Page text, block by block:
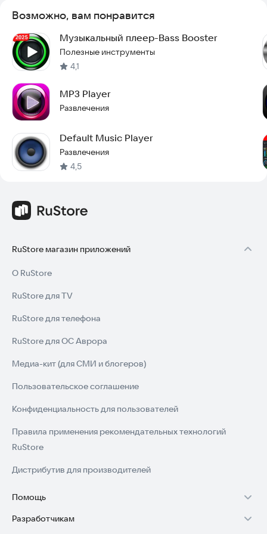
Возможно, вам понравится
Музыкальный плеер-Bass Booster
Полезные инструменты
4,1
MP3 Player
Развлечения
Default Music Player
Развлечения
4,5
RuStore магазин приложений
О RuStore
RuStore для TV
RuStore для телефона
RuStore для ОС Аврора
Медиа-кит (для СМИ и блогеров)
Пользовательское соглашение
Конфиденциальность для пользователей
Правила применения рекомендательных технологий
RuStore
Дистрибутив для производителей
Помощь
Установка RuStore на TV
Разработчикам